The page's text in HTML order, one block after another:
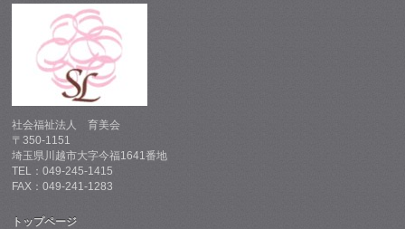
社会福祉法人 育美会
〒350-1151
埼玉県川越市大字今福1641番地
TEL：049-245-1415
FAX：049-241-1283
トップページ